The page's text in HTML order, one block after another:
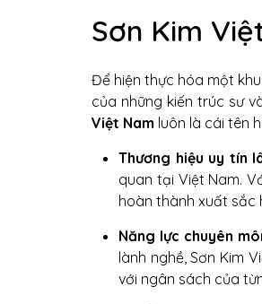
Sơn Kim
Để hiện thực hóa một
của những kiến trúc sư
Việt Nam luôn là cái tên
Thương hiệu uy tín
quan tại Việt Nam.
hoàn thành xuất sắc
Năng lực chuyên
lành nghề, Sơn Kim
với ngân sách của